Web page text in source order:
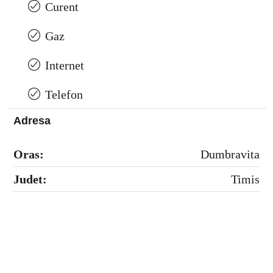
Curent
Gaz
Internet
Telefon
Adresa
Oras:
Dumbravita
Judet:
Timis